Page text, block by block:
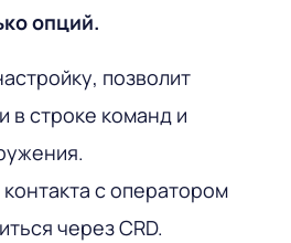
опций.
позволит
в строке команд и
с оператором
через CRD.